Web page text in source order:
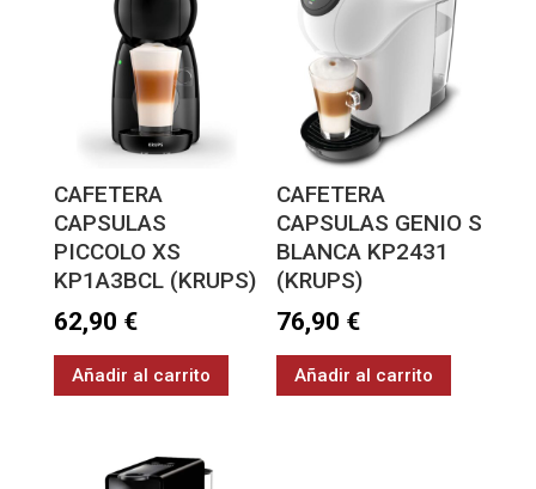
CAFETERA
CAPSULAS
PICCOLO XS
KP1A3BCL (KRUPS)
62,90 €
Añadir al carrito
CAFETERA
CAPSULAS GENIO S
BLANCA KP2431
(KRUPS)
76,90 €
Añadir al carrito